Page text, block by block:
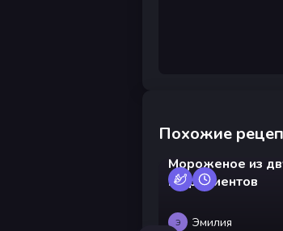
Похожие
Мороженое из
ингредиентов
Э Эмилия